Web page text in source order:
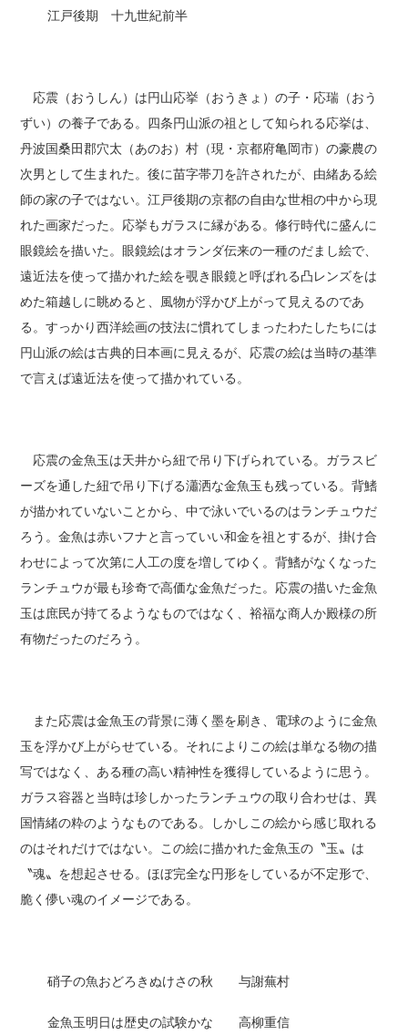
江戸後期 十九世紀前半
応震（おうしん）は円山応挙（おうきょ）の子・応瑞（おう
ずい）の養子である。四条円山派の祖として知られる応挙は、
丹波国桑田郡穴太（あのお）村（現・京都府亀岡市）の豪農の
次男として生まれた。後に苗字帯刀を許されたが、由緒ある絵
師の家の子ではない。江戸後期の京都の自由な世相の中から現
れた画家だった。応挙もガラスに縁がある。修行時代に盛んに
眼鏡絵を描いた。眼鏡絵はオランダ伝来の一種のだまし絵で、
遠近法を使って描かれた絵を覗き眼鏡と呼ばれる凸レンズをは
めた箱越しに眺めると、風物が浮かび上がって見えるのであ
る。すっかり西洋絵画の技法に慣れてしまったわたしたちには
円山派の絵は古典的日本画に見えるが、応震の絵は当時の基準
で言えば遠近法を使って描かれている。
応震の金魚玉は天井から紐で吊り下げられている。ガラスビ
ーズを通した紐で吊り下げる瀟洒な金魚玉も残っている。背鰭
が描かれていないことから、中で泳いでいるのはランチュウだ
ろう。金魚は赤いフナと言っていい和金を祖とするが、掛け合
わせによって次第に人工の度を増してゆく。背鰭がなくなった
ランチュウが最も珍奇で高価な金魚だった。応震の描いた金魚
玉は庶民が持てるようなものではなく、裕福な商人か殿様の所
有物だったのだろう。
また応震は金魚玉の背景に薄く墨を刷き、電球のように金魚
玉を浮かび上がらせている。それによりこの絵は単なる物の描
写ではなく、ある種の高い精神性を獲得しているように思う。
ガラス容器と当時は珍しかったランチュウの取り合わせは、異
国情緒の粋のようなものである。しかしこの絵から感じ取れる
のはそれだけではない。この絵に描かれた金魚玉の〝玉〟は
〝魂〟を想起させる。ほぼ完全な円形をしているが不定形で、
脆く儚い魂のイメージである。
硝子の魚おどろきぬけさの秋 与謝蕪村
金魚玉明日は歴史の試験かな 高柳重信